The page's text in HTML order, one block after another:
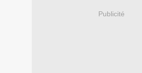
Publicité